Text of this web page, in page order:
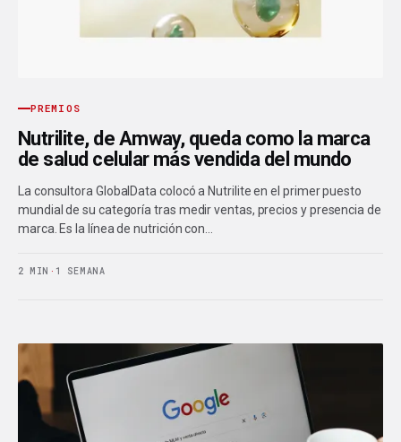
PREMIOS
Nutrilite, de Amway, queda como la marca
de salud celular más vendida del mundo
La consultora GlobalData colocó a Nutrilite en el primer puesto
mundial de su categoría tras medir ventas, precios y presencia de
marca. Es la línea de nutrición con…
2 MIN · 1 SEMANA